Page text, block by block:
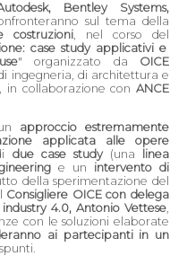
Bentley Systems,
sul tema della
costruzioni, nel corso del
case study applicativi e
" organizzato da OICE
ingegneria, di architettura e
in collaborazione con ANCE
approccio estremamente
applicata alle opere
due case study(una
linea
e un intervento di
della sperimentazione del
Consigliere OICE con delega
4.0, Antonio Vettese
con le soluzioni elaborate
ai partecipanti in un